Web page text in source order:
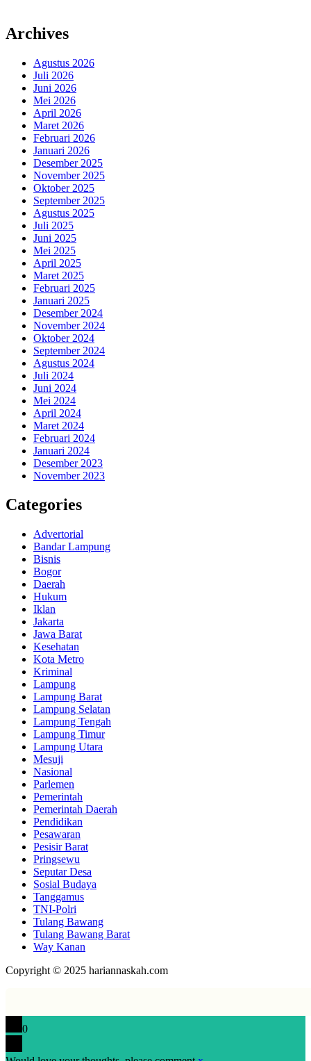
Archives
Agustus 2026
Juli 2026
Juni 2026
Mei 2026
April 2026
Maret 2026
Februari 2026
Januari 2026
Desember 2025
November 2025
Oktober 2025
September 2025
Agustus 2025
Juli 2025
Juni 2025
Mei 2025
April 2025
Maret 2025
Februari 2025
Januari 2025
Desember 2024
November 2024
Oktober 2024
September 2024
Agustus 2024
Juli 2024
Juni 2024
Mei 2024
April 2024
Maret 2024
Februari 2024
Januari 2024
Desember 2023
November 2023
Categories
Advertorial
Bandar Lampung
Bisnis
Bogor
Daerah
Hukum
Iklan
Jakarta
Jawa Barat
Kesehatan
Kota Metro
Kriminal
Lampung
Lampung Barat
Lampung Selatan
Lampung Tengah
Lampung Timur
Lampung Utara
Mesuji
Nasional
Parlemen
Pemerintah
Pemerintah Daerah
Pendidikan
Pesawaran
Pesisir Barat
Pringsewu
Seputar Desa
Sosial Budaya
Tanggamus
TNI-Polri
Tulang Bawang
Tulang Bawang Barat
Way Kanan
Copyright © 2025 hariannaskah.com
0